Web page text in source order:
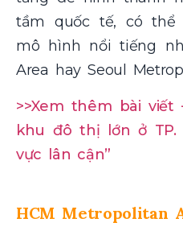
tầm quốc tế, có thể
mô hình nổi tiếng
Area hay Seoul
>>Xem thêm bài
khu đô thị lớn ở
vực lân cận”
HCM Metropolitan